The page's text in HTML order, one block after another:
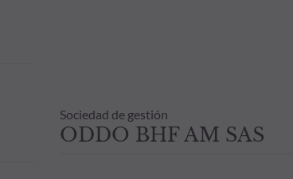
Sociedad de gestión
ODDO BHF AM SAS